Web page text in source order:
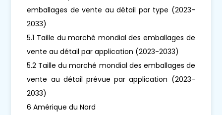
emballages de vente au détail par type (2023-
2033)
5.1 Taille du marché mondial des emballages de
vente au détail par application (2023-2033)
5.2 Taille du marché mondial des emballages de
vente au détail prévue par application (2023-
2033)
6 Amérique du Nord